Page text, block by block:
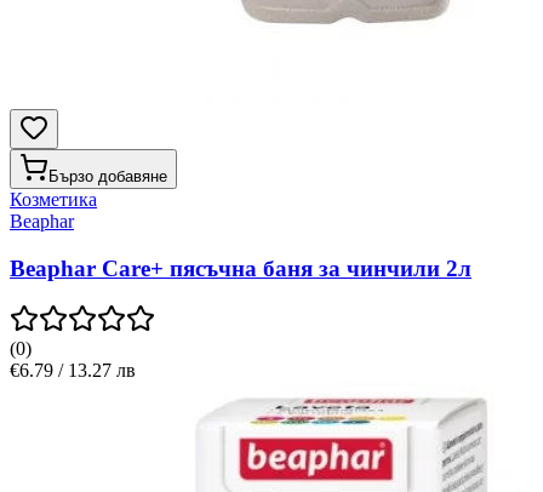
Бързо добавяне
Козметика
Beaphar
Beaphar Care+ пясъчна баня за чинчили 2л
(0)
€6.79 / 13.27 лв